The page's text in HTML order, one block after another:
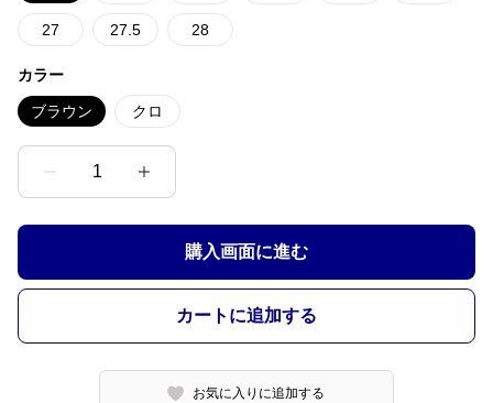
27 27.5 28
カラー
ブラウン クロ
1
購入画面に進む
カートに追加する
お気に入りに追加する